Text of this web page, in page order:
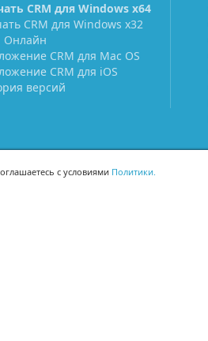
CRM для Windows х64
CRM для Windows х32
Онлайн
CRM для Mac OS
CRM для iOS
версий
с условиями Политики.